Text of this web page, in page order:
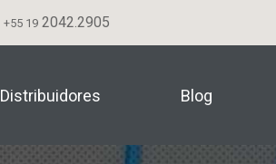
+55 19 2042.2905
Distribuidores Blog